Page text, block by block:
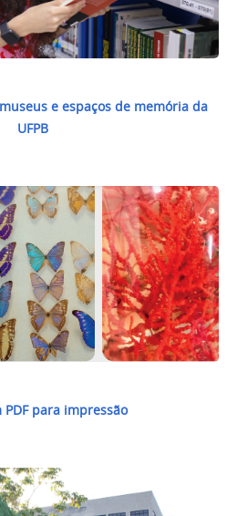
e espaços de memória da
UFPB
PDF para impressão